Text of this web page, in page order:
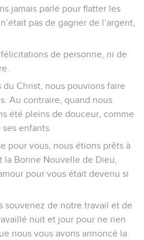
jamais parlé pour flatter les
pas de gagner de l’argent,
de personne, ni de
du Christ, nous pouvions faire
Au contraire, quand nous
été pleins de douceur, comme
enfants.
pour vous, nous étions prêts à
Bonne Nouvelle de Dieu,
pour vous était devenu si
souvenez de notre travail et de
nuit et jour pour ne rien
nous vous avons annoncé la